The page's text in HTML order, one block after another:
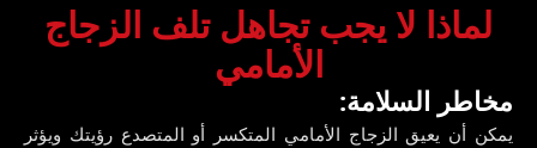
‏لماذا لا يجب تجاهل تلف الزجاج
الأمامي‏
‏مخاطر السلامة:‏
‏يمكن أن يعيق الزجاج الأمامي المتكسر أو المتصدع رؤيتك ويؤثر